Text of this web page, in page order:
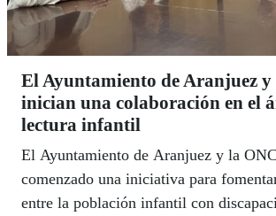
El Ayuntamiento de Aranjuez y
inician una colaboración en el
lectura infantil
El Ayuntamiento de Aranjuez y la
comenzado una iniciativa para
entre la población infantil con